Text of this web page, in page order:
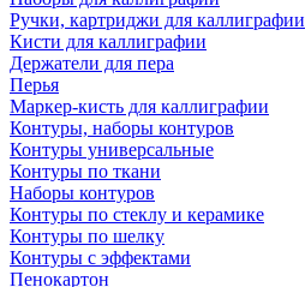
Ручки, картриджи для каллиграфии
Кисти для каллиграфии
Держатели для пера
Перья
Маркер-кисть для каллиграфии
Контуры, наборы контуров
Контуры универсальные
Контуры по ткани
Наборы контуров
Контуры по стеклу и керамике
Контуры по шелку
Контуры с эффектами
Пенокартон